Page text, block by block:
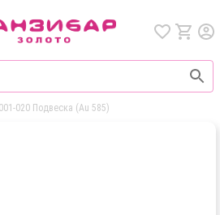
020 Подвеска (Au 585)